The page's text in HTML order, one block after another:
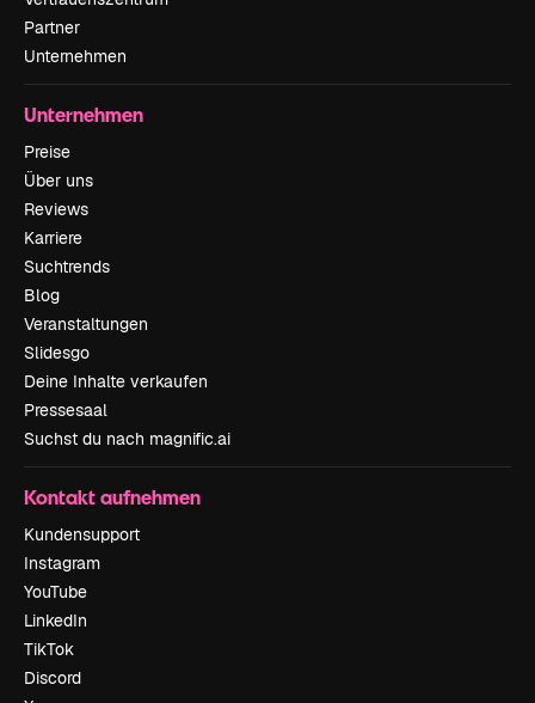
Partner
Unternehmen
Unternehmen
Preise
Über uns
Reviews
Karriere
Suchtrends
Blog
Veranstaltungen
Slidesgo
Deine Inhalte verkaufen
Pressesaal
Suchst du nach magnific.ai
Kontakt aufnehmen
Kundensupport
Instagram
YouTube
LinkedIn
TikTok
Discord